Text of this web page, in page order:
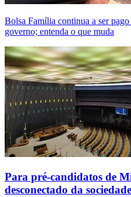
Bolsa Família continua a ser
governo; entenda o que muda
Para pré-candidatos de
desconectado da sociedade